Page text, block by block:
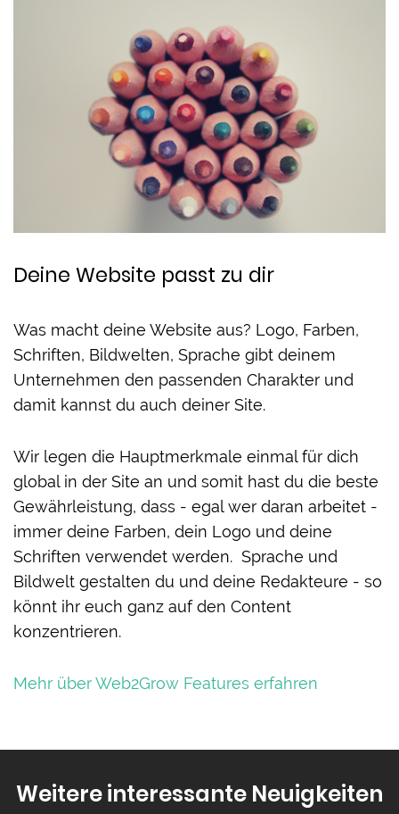
Deine Website passt zu dir
Was macht deine Website aus? Logo, Farben,
Schriften, Bildwelten, Sprache gibt deinem
Unternehmen den passenden Charakter und
damit kannst du auch deiner Site.
Wir legen die Hauptmerkmale einmal für dich
global in der Site an und somit hast du die beste
Gewährleistung, dass - egal wer daran arbeitet -
immer deine Farben, dein Logo und deine
Schriften verwendet werden. Sprache und
Bildwelt gestalten du und deine Redakteure - so
könnt ihr euch ganz auf den Content
konzentrieren.
Mehr über Web2Grow Features erfahren
Weitere interessante Neuigkeiten